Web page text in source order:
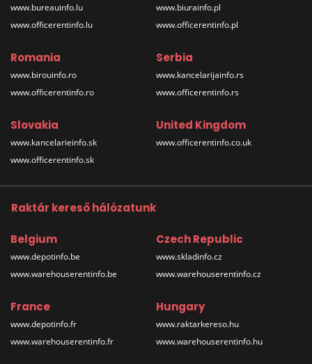
www.bureauinfo.lu
www.officerentinfo.lu
www.biurainfo.pl
www.officerentinfo.pl
Romania
www.birouinfo.ro
www.officerentinfo.ro
Serbia
www.kancelarijainfo.rs
www.officerentinfo.rs
Slovakia
www.kancelarieinfo.sk
www.officerentinfo.sk
United Kingdom
www.officerentinfo.co.uk
Raktár kereső hálózatunk
Belgium
www.depotinfo.be
www.warehouserentinfo.be
Czech Republic
www.skladinfo.cz
www.warehouserentinfo.cz
France
www.depotinfo.fr
www.warehouserentinfo.fr
Hungary
www.raktarkereso.hu
www.warehouserentinfo.hu